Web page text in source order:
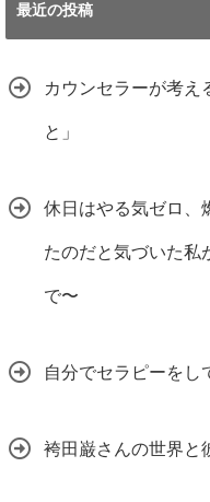
最近の投稿
カウンセラーが考え
と」
休日はやる気ゼロ、
たのだと気づいた私
で〜
自分でセラピーをし
袴田巌さんの世界と